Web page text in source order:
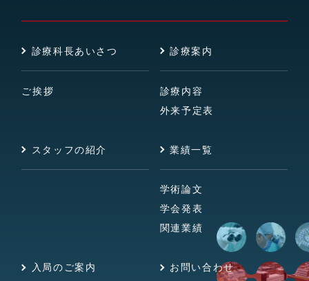
診療科長あいさつ
ご挨拶
診療案内
診療内容
外来予定表
スタッフの紹介 業績一覧
学術論文
学会発表
関連業績
入局のご案内 お問い合わせ